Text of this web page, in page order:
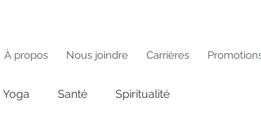
À propos Nous joindre Carrières
Yoga Santé Spiritualité